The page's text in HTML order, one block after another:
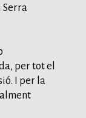
Serra
per tot el